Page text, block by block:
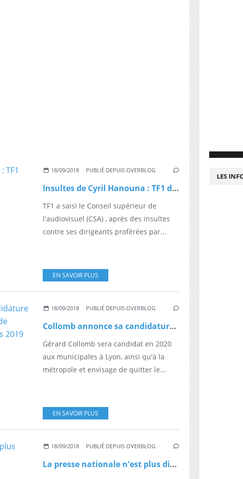
18/09/2018 PUBLIÉ DEPUIS OVERBLOG
Insultes de Cyril Hanouna : TF1 décide de saisir le CSA
TF1 a saisi le Conseil supérieur de
l'audiovisuel (CSA) , après des insultes
contre ses dirigeants proférées par...
EN SAVOIR PLUS
18/09/2018 PUBLIÉ DEPUIS OVERBLOG
Collomb annonce sa candidature à Lyon en 2020 et envisage de quitter le gouvernement dès 2019
Gérard Collomb sera candidat en 2020
aux municipales à Lyon, ainsi qu'à la
métropole et envisage de quitter le...
EN SAVOIR PLUS
18/09/2018 PUBLIÉ DEPUIS OVERBLOG
La presse nationale n'est plus distribuée à Mayotte
LES